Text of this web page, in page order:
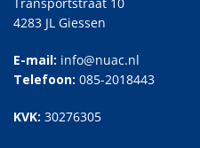
4283 JL Giessen
E-mail: info@nuac.nl
Telefoon: 085-2018443
KVK: 30276305